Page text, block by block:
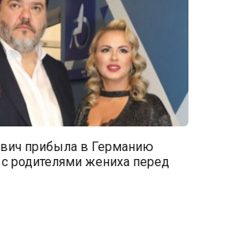
прибыла в Германию
родителями жениха перед